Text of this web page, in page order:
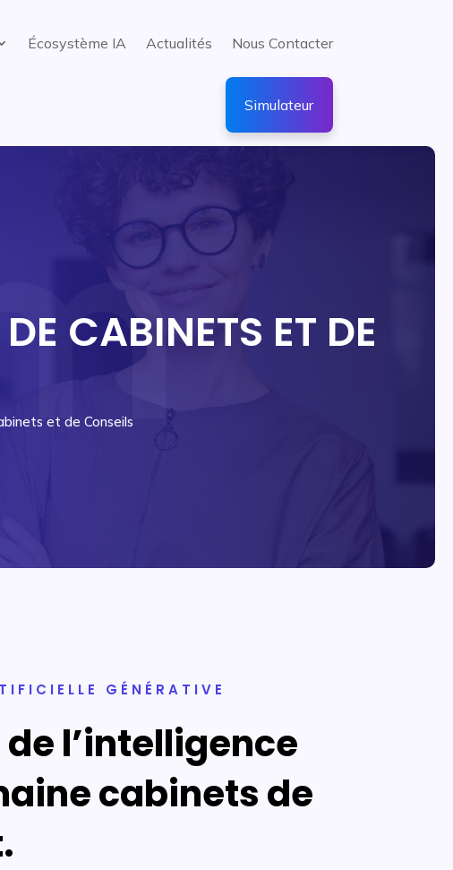
Écosystème IA Actualités Nous Contacter
Simulateur
CABINETS ET DE
et de Conseils
GÉNÉRATIVE
l’intelligence
cabinets de